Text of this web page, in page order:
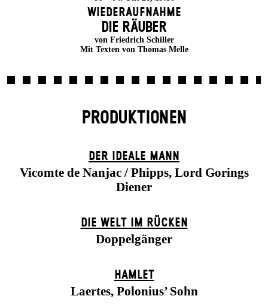
Wiederaufnahme
DIE RÄUBER
von Friedrich Schiller
Mit Texten von Thomas Melle
PRODUKTIONEN
DER IDEALE MANN
Vicomte de Nanjac / Phipps, Lord Gorings
Diener
DIE WELT IM RÜCKEN
Doppelgänger
HAMLET
Laertes, Polonius’ Sohn